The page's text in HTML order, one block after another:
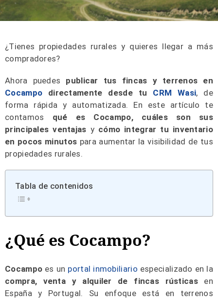
¿Tienes propiedades rurales y quieres llegar a más
compradores?
Ahora puedes publicar tus fincas y terrenos en
Cocampo directamente desde tu CRM Wasi, de
forma rápida y automatizada. En este artículo te
contamos qué es Cocampo, cuáles son sus
principales ventajas y cómo integrar tu inventario
en pocos minutos para aumentar la visibilidad de tus
propiedades rurales.
Tabla de contenidos
¿Qué es Cocampo?
Cocampo es un portal inmobiliario especializado en la
compra, venta y alquiler de fincas rústicasen
España y Portugal. Su enfoque está en terrenos